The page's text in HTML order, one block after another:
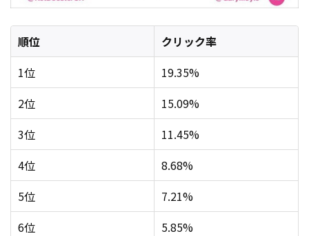
順位
クリック率
1位
19.35%
2位
15.09%
3位
11.45%
4位
8.68%
5位
7.21%
6位
5.85%